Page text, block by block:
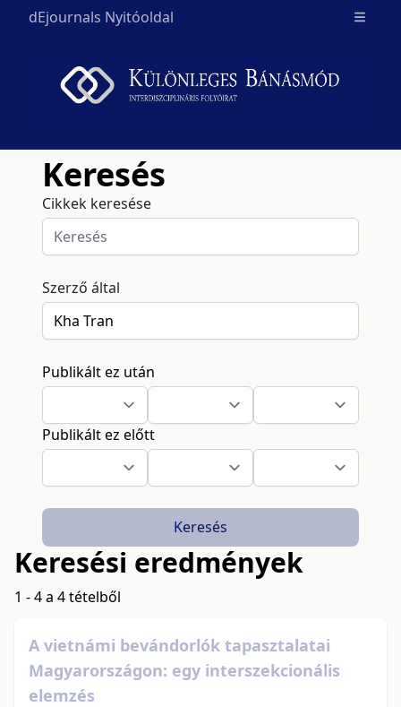
dEjournals Nyitóoldal Open
Keresés
Cikkek keresése
Szerző által
Publikált ez után
Publikált ez előtt
Keresés
Keresési eredmények
1 - 4 a 4 tételből
A vietnámi bevándorlók tapasztalatai
Magyarországon: egy interszekcionális
elemzés